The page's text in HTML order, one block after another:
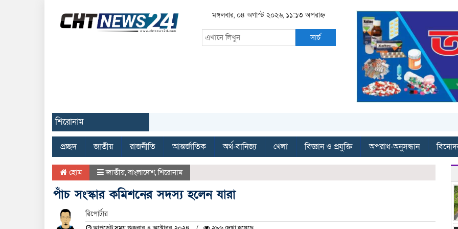
মঙ্গলবার, ০৪ অগাস্ট ২০২৬, ১১:১৩ অপরাহ্ন
সার্চ
শিরোনাম
প্রচ্ছদ জাতীয় রাজনীতি আন্তর্জাতিক অর্থ-বানিজ্য খেলা বিজ্ঞান ও প্রযুক্তি অপরাধ-অনুসন্ধান
হোম জাতীয়,বাংলাদেশ,শিরোনাম
পাঁচ সংস্কার কমিশনের সদস্য হলেন যারা
রিপোর্টার